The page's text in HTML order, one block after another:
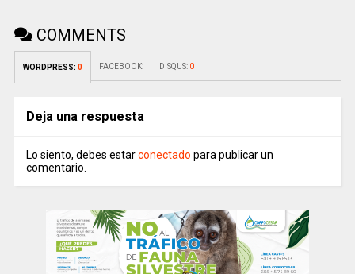
COMMENTS
WORDPRESS: 0 FACEBOOK: DISQUS: 0
Deja una respuesta
Lo siento, debes estarconectado para publicar un
comentario.